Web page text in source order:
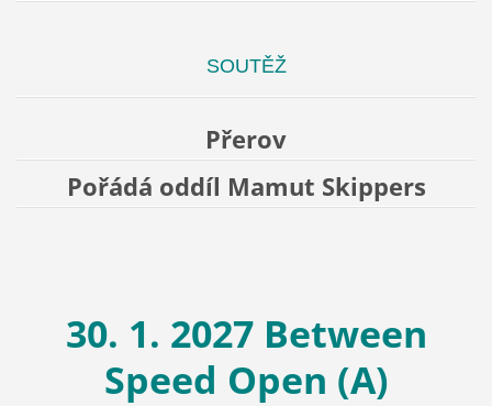
SOUTĚŽ
Přerov
Pořádá oddíl Mamut Skippers
30. 1. 2027 Between
Speed Open (A)